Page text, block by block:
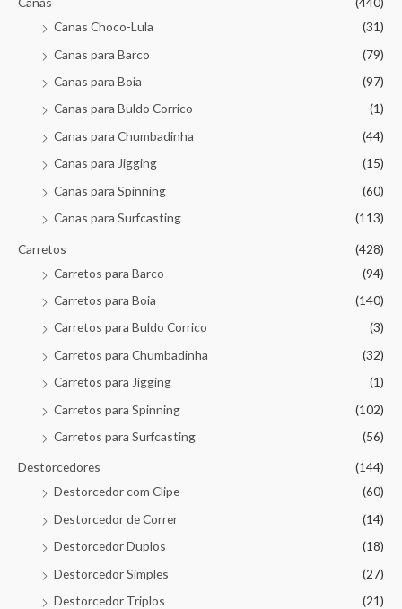
Canas Choco-Lula
(31)
Canas para Barco
(79)
Canas para Boia
(97)
Canas para Buldo Corrico
(1)
Canas para Chumbadinha
(44)
Canas para Jigging
(15)
Canas para Spinning
(60)
Canas para Surfcasting
(113)
Carretos
(428)
Carretos para Barco
(94)
Carretos para Boia
(140)
Carretos para Buldo Corrico
(3)
Carretos para Chumbadinha
(32)
Carretos para Jigging
(1)
Carretos para Spinning
(102)
Carretos para Surfcasting
(56)
Destorcedores
(144)
Destorcedor com Clipe
(60)
Destorcedor de Correr
(14)
Destorcedor Duplos
(18)
Destorcedor Simples
(27)
Destorcedor Triplos
(21)